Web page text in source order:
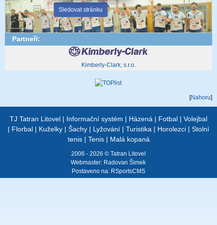
Sledovat stránku
Partneři:
Kimberly-Clark, s.r.o.
[Nahoru]
TJ Tatran Litovel | Informační systém | Házená | Fotbal | Volejbal
| Florbal | Kuželky | Šachy | Lyžování | Turistika | Horolezci | Stolní
tenis| Tenis| Malá kopaná
2006 - 2026 © Tatran Litovel
Webmaster: Radovan Šimek
Postaveno na: RSportsCMS